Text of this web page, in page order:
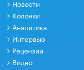
Новости
Колонки
Аналитика
Интервью
Рецензии
Видео